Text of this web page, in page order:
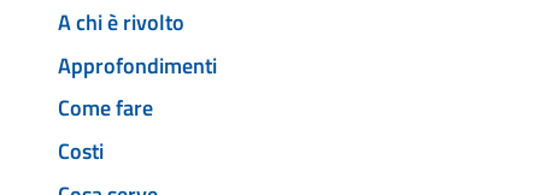
A chi è rivolto
Approfondimenti
Come fare
Costi